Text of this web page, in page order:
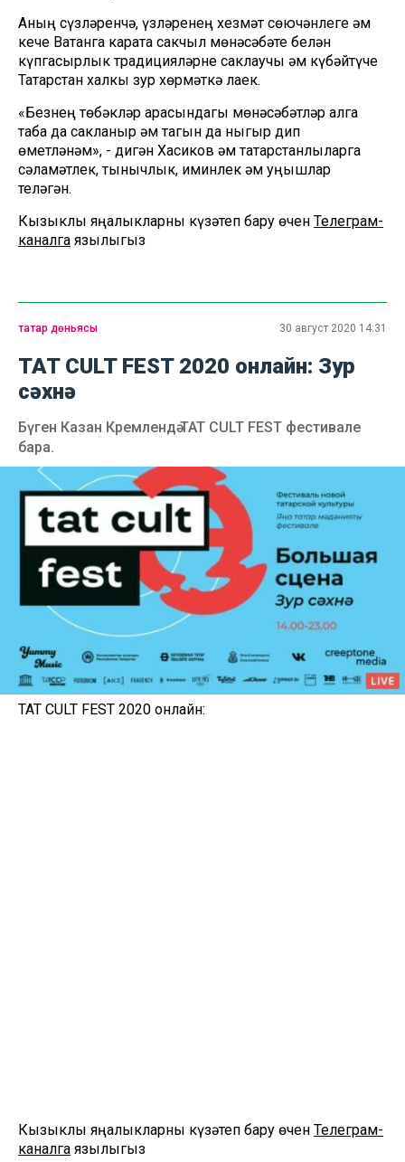
Аның сүзләренчә, үзләренең хезмәт сөючәнлеге һәм
кече Ватанга карата сакчыл мөнәсәбәте белән
күпгасырлык традицияләрне саклаучы һәм күбәйтүче
Татарстан халкы зур хөрмәткә лаек.
«Безнең төбәкләр арасындагы мөнәсәбәтләр алга
таба да сакланыр һәм тагын да ныгыр дип
өметләнәм», - дигән Хасиков һәм татарстанлыларга
сәламәтлек, тынычлык, иминлек һәм уңышлар
теләгән.
Кызыклы яңалыкларны күзәтеп бару өчен Телеграм-
каналга язылыгыз
татар дөньясы 30 август 2020 14:31
TAT CULT FEST 2020 онлайн: Зур
сәхнә
Бүген Казан Кремлендә TAT CULT FEST фестивале
бара.
TAT CULT FEST 2020 онлайн:
Кызыклы яңалыкларны күзәтеп бару өчен Телеграм-
каналга язылыгыз